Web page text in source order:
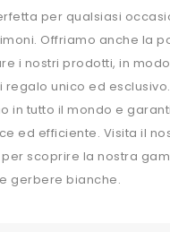
per qualsiasi
Offriamo anche la
i nostri prodotti, in
unico ed esclusivo.
in tutto il mondo e
ed efficiente. Visita il
scoprire la nostra
gerbere bianche.